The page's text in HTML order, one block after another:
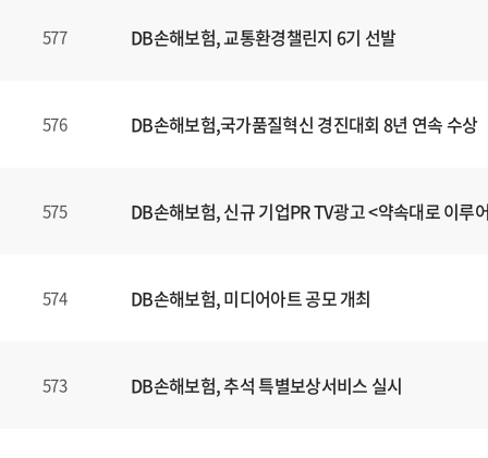
577 DB손해보험, 교통환경챌린지 6기 선발
576 DB손해보험,국가품질혁신 경진대회 8년 연속 수상
575 DB손해보험, 신규 기업PR TV광고 <약속대로 이루
574 DB손해보험, 미디어아트 공모 개최
573 DB손해보험, 추석 특별보상서비스 실시